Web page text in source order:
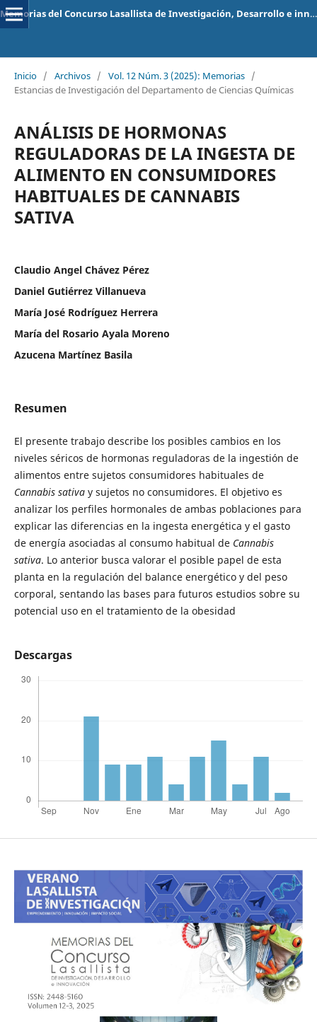
Memorias del Concurso Lasallista de Investigación, Desarrollo e innovación
Inicio / Archivos / Vol. 12 Núm. 3 (2025): Memorias /
Estancias de Investigación del Departamento de Ciencias Químicas
ANÁLISIS DE HORMONAS
REGULADORAS DE LA INGESTA DE
ALIMENTO EN CONSUMIDORES
HABITUALES DE CANNABIS
SATIVA
Claudio Angel Chávez Pérez
Daniel Gutiérrez Villanueva
María José Rodríguez Herrera
María del Rosario Ayala Moreno
Azucena Martínez Basila
Resumen
El presente trabajo describe los posibles cambios en los
niveles séricos de hormonas reguladoras de la ingestión de
alimentos entre sujetos consumidores habituales de
Cannabis sativay sujetos no consumidores. El objetivo es
analizar los perfiles hormonales de ambas poblaciones para
explicar las diferencias en la ingesta energética y el gasto
de energía asociadas al consumo habitual de Cannabis
sativa. Lo anterior busca valorar el posible papel de esta
planta en la regulación del balance energético y del peso
corporal, sentando las bases para futuros estudios sobre su
potencial uso en el tratamiento de la obesidad
Descargas